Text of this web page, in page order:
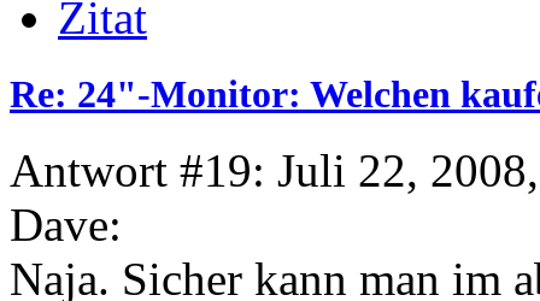
Zitat
Re: 24"-Monitor: Welchen
Antwort #19: Juli 22,
Dave:
Naja. Sicher kann man im